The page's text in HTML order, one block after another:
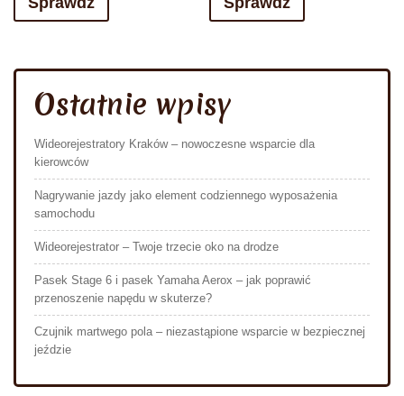
Ostatnie wpisy
Wideorejestratory Kraków – nowoczesne wsparcie dla
kierowców
Nagrywanie jazdy jako element codziennego wyposażenia
samochodu
Wideorejestrator – Twoje trzecie oko na drodze
Pasek Stage 6 i pasek Yamaha Aerox – jak poprawić
przenoszenie napędu w skuterze?
Czujnik martwego pola – niezastąpione wsparcie w bezpiecznej
jeździe